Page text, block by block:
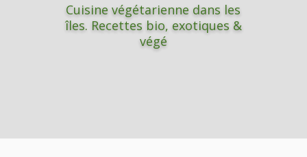
Cuisine végétarienne dans les
îles. Recettes bio, exotiques &
végé